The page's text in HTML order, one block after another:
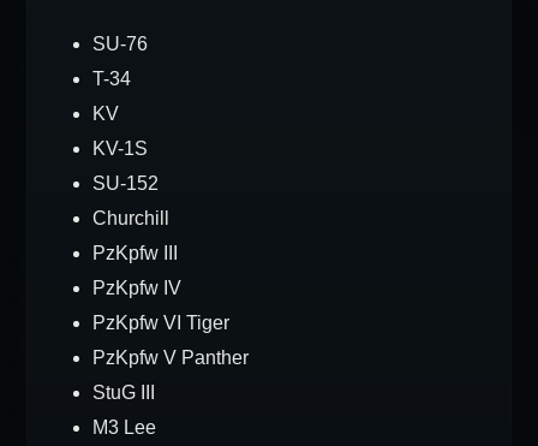
SU-76
T-34
KV
KV-1S
SU-152
Churchill
PzKpfw III
PzKpfw IV
PzKpfw VI Tiger
PzKpfw V Panther
StuG III
M3 Lee